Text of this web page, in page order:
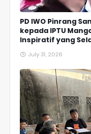
PD IWO Pinrang
kepada IPTU
Inspiratif yang
July 31, 2026